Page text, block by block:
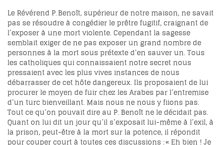
Le Révérend P. Benoît, supérieur de notre maison, ne savait
pas se résoudre à congédier le prêtre fugitif, craignant de
l’exposer à une mort violente. Cependant la sagesse
semblait exiger de ne pas exposer un grand nombre de
personnes à la mort sous prétexte d’en sauver un. Tous
les catholiques qui connaissaient notre secret nous
pressaient avec les plus vives instances de nous
débarrasser de cet hôte dangereux. Ils proposaient de lui
procurer le moyen de fuir chez les Arabes par l’entremise
d’un turc bienveillant. Mais nous ne nous y fiions pas.
Tout ce qu’on pouvait dire au P. Benoît ne le décidait pas.
Quant on lui dit un jour qu’il s’exposait lui-même à l’exil, à
la prison, peut-être à la mort sur la potence, il répondit
pour couper court à toutes ces discussions : « Eh bien ! Je